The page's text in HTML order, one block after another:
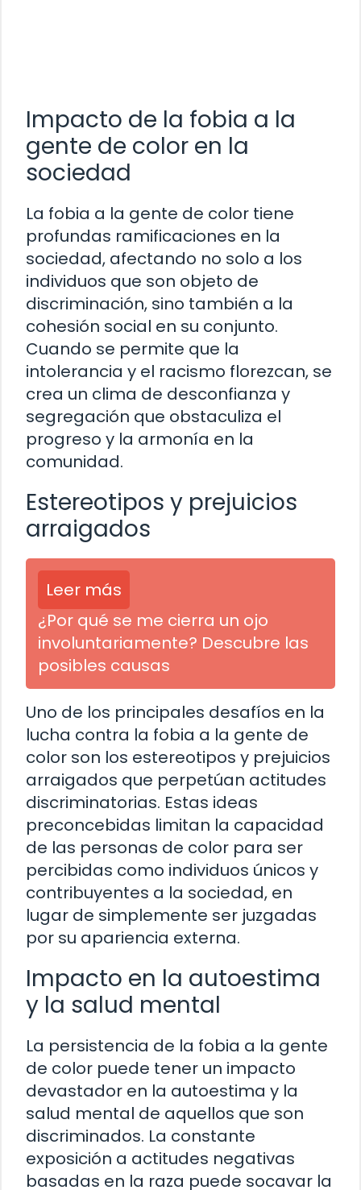
Impacto de la fobia a la
gente de color en la
sociedad
La fobia a la gente de color tiene
profundas ramificaciones en la
sociedad, afectando no solo a los
individuos que son objeto de
discriminación, sino también a la
cohesión social en su conjunto.
Cuando se permite que la
intolerancia y el racismo florezcan, se
crea un clima de desconfianza y
segregación que obstaculiza el
progreso y la armonía en la
comunidad.
Estereotipos y prejuicios
arraigados
Leer más
¿Por qué se me cierra un ojo
involuntariamente? Descubre las
posibles causas
Uno de los principales desafíos en la
lucha contra la fobia a la gente de
color son los estereotipos y prejuicios
arraigados que perpetúan actitudes
discriminatorias. Estas ideas
preconcebidas limitan la capacidad
de las personas de color para ser
percibidas como individuos únicos y
contribuyentes a la sociedad, en
lugar de simplemente ser juzgadas
por su apariencia externa.
Impacto en la autoestima
y la salud mental
La persistencia de la fobia a la gente
de color puede tener un impacto
devastador en la autoestima y la
salud mental de aquellos que son
discriminados. La constante
exposición a actitudes negativas
basadas en la raza puede socavar la